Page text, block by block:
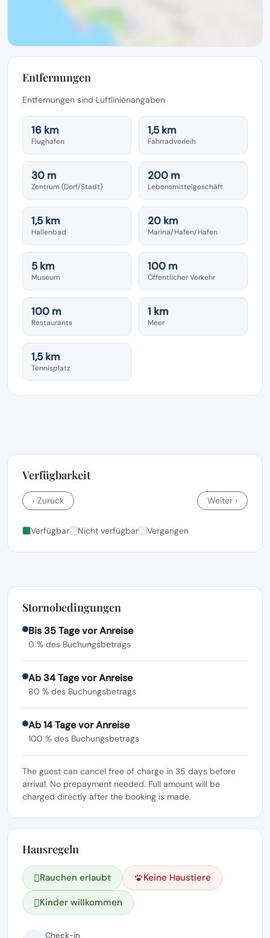
Entfernungen
Entfernungen sind Luftlinienangaben
16 km
Flughafen
1,5 km
Fahrradverleih
30 m
Zentrum (Dorf/Stadt)
200 m
Lebensmittelgeschäft
1,5 km
Hallenbad
20 km
Marina/Hafen/Hafen
5 km
Museum
100 m
Öffentlicher Verkehr
100 m
Restaurants
1 km
Meer
1,5 km
Tennisplatz
Verfügbarkeit
‹ Zurück Weiter ›
Verfügbar Nicht verfügbar Vergangen
Stornobedingungen
Bis 35 Tage vor Anreise
0 % des Buchungsbetrags
Ab 34 Tage vor Anreise
80 % des Buchungsbetrags
Ab 14 Tage vor Anreise
100 % des Buchungsbetrags
The guest can cancel free of charge in 35 days before
arrival. No prepayment needed. Full amount will be
charged directly after the booking is made.
Hausregeln
Rauchen erlaubt Keine Haustiere
Kinder willkommen
Check-in